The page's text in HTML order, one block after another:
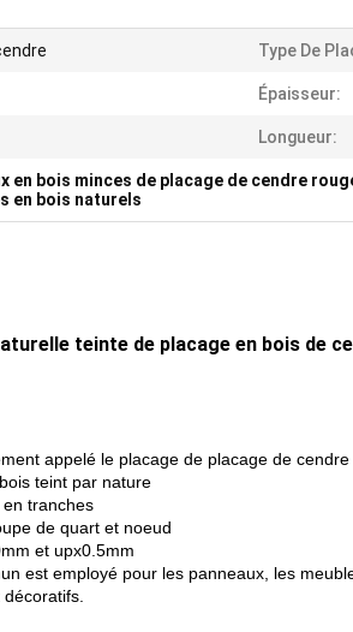
Type De
Épaisseur:
Longueur:
en bois minces de placage de cendre
en bois naturels
teinte de placage en bois de
appelé le placage de placage de
teint par nature
tranches
de quart et noeud
et upx0.5mm
est employé pour les panneaux, les